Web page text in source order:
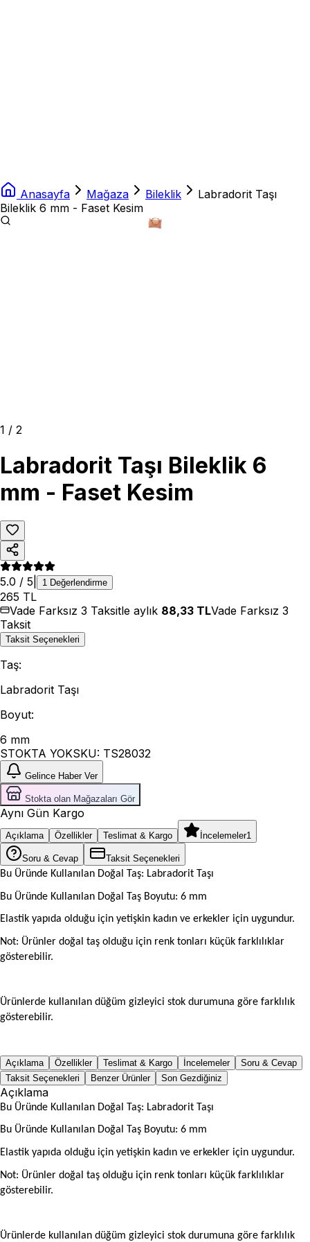
Anasayfa Mağaza Bileklik
Labradorit Taşı
Bileklik 6 mm - Faset Kesim
1 / 2
Labradorit Taşı Bileklik 6
mm - Faset Kesim
5.0 / 5 1 Değerlendirme
265 TL
Vade Farksız 3 Taksitle aylık 88,33 TLVade Farksız 3
Taksit
Taksit Seçenekleri
Taş:
Labradorit Taşı
Boyut:
6 mm
STOKTA YOKSKU: TS28032
Gelince Haber Ver
Stokta olan Mağazaları Gör
Aynı Gün Kargo
Açıklama Özellikler Teslimat & Kargo İncelemeler1
Soru & Cevap Taksit Seçenekleri
Bu Üründe Kullanılan Doğal Taş: Labradorit Taşı
Bu Üründe Kullanılan Doğal Taş Boyutu: 6 mm
Elastik yapıda olduğu için yetişkin kadın ve erkekler için uygundur.
Not: Ürünler doğal taş olduğu için renk tonları küçük farklılıklar
gösterebilir.
Ürünlerde kullanılan düğüm gizleyici stok durumuna göre farklılık
gösterebilir.
Açıklama Özellikler Teslimat & Kargo İncelemeler
Soru & Cevap
Taksit Seçenekleri
Benzer Ürünler Son Gezdiğiniz
Açıklama
Bu Üründe Kullanılan Doğal Taş: Labradorit Taşı
Bu Üründe Kullanılan Doğal Taş Boyutu: 6 mm
Elastik yapıda olduğu için yetişkin kadın ve erkekler için uygundur.
Not: Ürünler doğal taş olduğu için renk tonları küçük farklılıklar
gösterebilir.
Ürünlerde kullanılan düğüm gizleyici stok durumuna göre farklılık